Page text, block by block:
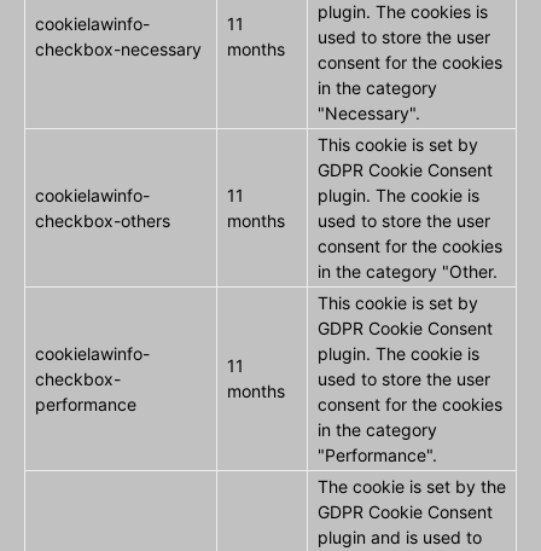
cookielawinfo-
checkbox-necessary
11
months
plugin. The cookies is
used to store the user
consent for the cookies
in the category
"Necessary".
cookielawinfo-
checkbox-others
11
months
This cookie is set by
GDPR Cookie Consent
plugin. The cookie is
used to store the user
consent for the cookies
in the category "Other.
cookielawinfo-
checkbox-
performance
11
months
This cookie is set by
GDPR Cookie Consent
plugin. The cookie is
used to store the user
consent for the cookies
in the category
"Performance".
The cookie is set by the
GDPR Cookie Consent
plugin and is used to